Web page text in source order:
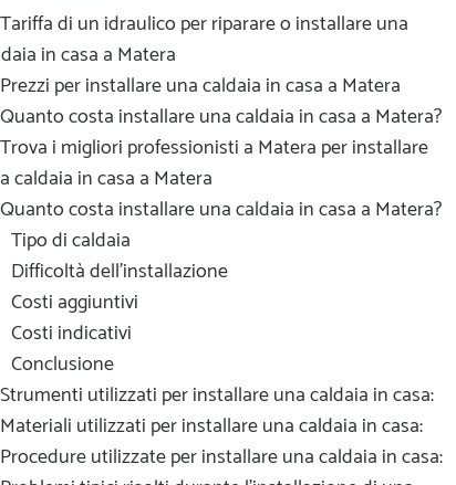
Tariffa di un idraulico per riparare o installare una
in casa a Matera
Prezzi per installare una caldaia in casa a Matera
Quanto costa installare una caldaia in casa a Matera?
Trova i migliori professionisti a Matera per installare
caldaia in casa a Matera
Quanto costa installare una caldaia in casa a Matera?
Tipo di caldaia
Difficoltà dell'installazione
Costi aggiuntivi
Costi indicativi
Conclusione
Strumenti utilizzati per installare una caldaia in casa:
Materiali utilizzati per installare una caldaia in casa:
Procedure utilizzate per installare una caldaia in casa: